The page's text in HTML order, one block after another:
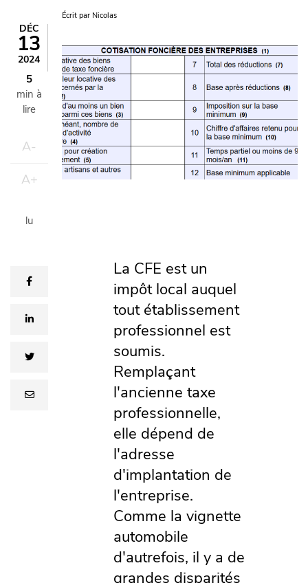
DÉC
13
2024
5
min à
lire
A-
A+
lu
facebook
linkedin
twitter
email
Écrit par Nicolas
Image
La CFE est un
impôt local auquel
tout établissement
professionnel est
soumis.
Remplaçant
l'ancienne taxe
professionnelle,
elle dépend de
l'adresse
d'implantation de
l'entreprise.
Comme la vignette
automobile
d'autrefois, il y a de
grandes disparités